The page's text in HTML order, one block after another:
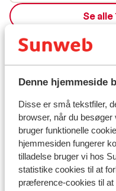
Denne hjemmeside
Disse er små tekstfiler,
browser, når du
bruger funktionelle
hjemmesiden fungerer
tilladelse bruger vi hos
statistike cookies til at
præference-cookies til at
Se alle
Lokation
I området